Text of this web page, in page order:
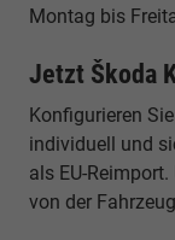
Montag bis
Jetzt Škoda
Konfigurieren
individuell und
als EU-
von der